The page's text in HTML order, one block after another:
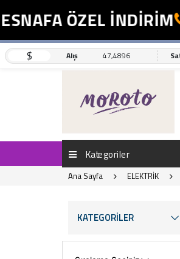
ÖZEL İNDİRİM
$ Alış 47,4896
Kategoriler
Ana Sayfa ELEKTRİK
KATEGORİLER